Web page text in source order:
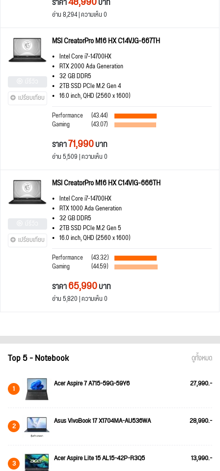
อ่าน 8,294 | ความเห็น 0
เปรียบเทียบ
MSI CreatorPro M16 HX C14VJG-667TH
Intel Core i7-14700HX
RTX 2000 Ada Generation
32 GB DDR5
2TB SSD PCIe M.2 Gen 4
16.0 inch, QHD (2560 x 1600)
Performance
(43.44)
Gaming (43.07)
ราคา71,990บาท
อ่าน 5,509 | ความเห็น 0
เปรียบเทียบ
MSI CreatorPro M16 HX C14VIG-666TH
Intel Core i7-14700HX
RTX 1000 Ada Generation
32 GB DDR5
2TB SSD PCIe M.2 Gen 5
16.0 inch, QHD (2560 x 1600)
Performance
(43.32)
Gaming (44.59)
ราคา65,990บาท
อ่าน 5,820 | ความเห็น 0
Top 5 - Notebook ดูทั้งหมด
1 Acer Aspire 7 A715-59G-59Y6 27,990.-
2 Asus VivoBook 17 X1704MA-AU536WA 28,990.-
3 Acer Aspire Lite 15 AL15-42P-R3Q5 13,990.-